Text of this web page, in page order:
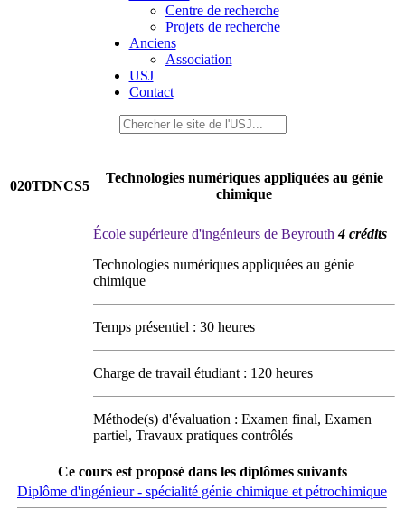
Centre de recherche
Projets de recherche
Anciens
Association
USJ
Contact
020TDNCS5
Technologies numériques appliquées au génie
chimique
École supérieure d'ingénieurs de Beyrouth4 crédits
Technologies numériques appliquées au génie
chimique
Temps présentiel : 30 heures
Charge de travail étudiant : 120 heures
Méthode(s) d'évaluation : Examen final, Examen
partiel, Travaux pratiques contrôlés
Ce cours est proposé dans les diplômes suivants
Diplôme d'ingénieur - spécialité génie chimique et pétrochimique